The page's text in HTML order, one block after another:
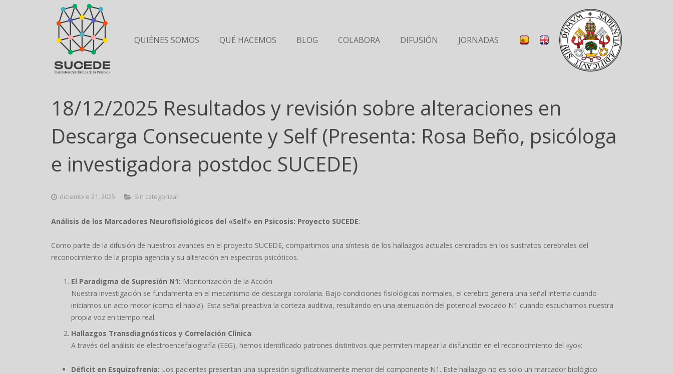
QUIÉNES SOMOS QUÉ HACEMOS BLOG COLABORA DIFUSIÓN JORNADAS
18/12/2025 Resultados y revisión sobre alteraciones en
Descarga Consecuente y Self (Presenta: Rosa Beño, psicóloga
e investigadora postdoc SUCEDE)
diciembre 21, 2025 Sin categorizar
Análisis de los Marcadores Neurofisiológicos del «Self» en Psicosis: Proyecto SUCEDE:
Como parte de la difusión de nuestros avances en el proyecto SUCEDE, compartimos una síntesis de los hallazgos actuales centrados en los sustratos cerebrales del
reconocimiento de la propia agencia y su alteración en espectros psicóticos.
El Paradigma de Supresión N1: Monitorización de la Acción
Nuestra investigación se fundamenta en el mecanismo de descarga corolaria. Bajo condiciones fisiológicas normales, el cerebro genera una señal interna cuando
iniciamos un acto motor (como el habla). Esta señal preactiva la corteza auditiva, resultando en una atenuación del potencial evocado N1 cuando escuchamos nuestra
propia voz en tiempo real.
Hallazgos Transdiagnósticos y Correlación Clínica:
A través del análisis de electroencefalografía (EEG), hemos identificado patrones distintivos que permiten mapear la disfunción en el reconocimiento del «yo»:
Déficit en Esquizofrenia: Los pacientes presentan una supresión significativamente menor del componente N1. Este hallazgo no es solo un marcador biológico